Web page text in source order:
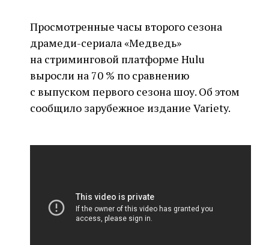
Просмотренные часы второго сезона
драмеди-сериала «Медведь»
на стриминговой платформе Hulu
выросли на 70 % по сравнению
с выпуском первого сезона шоу. Об этом
сообщило зарубежное издание Variety.